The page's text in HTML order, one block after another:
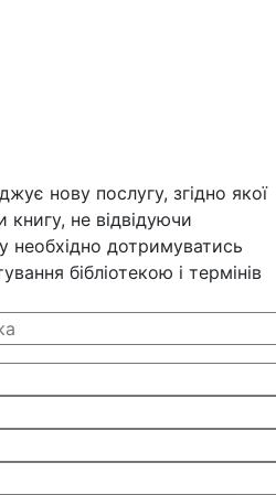
нову послугу, згідно якої
не відвідуючи
необхідно дотримуватись
бібліотекою і термінів